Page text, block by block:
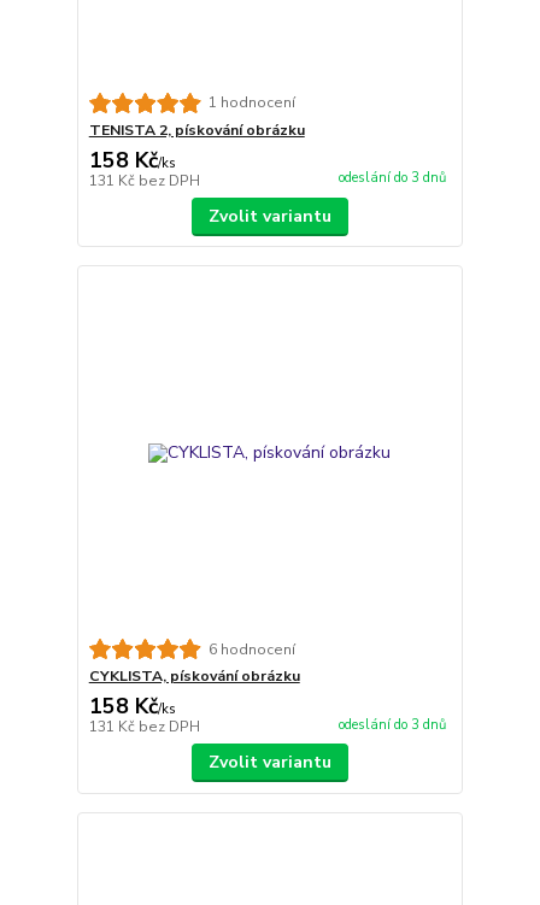
1 hodnocení
TENISTA 2, pískování obrázku
158 Kč/ks
131 Kč bez DPH odeslání do 3 dnů
Zvolit variantu
6 hodnocení
CYKLISTA, pískování obrázku
158 Kč/ks
131 Kč bez DPH odeslání do 3 dnů
Zvolit variantu